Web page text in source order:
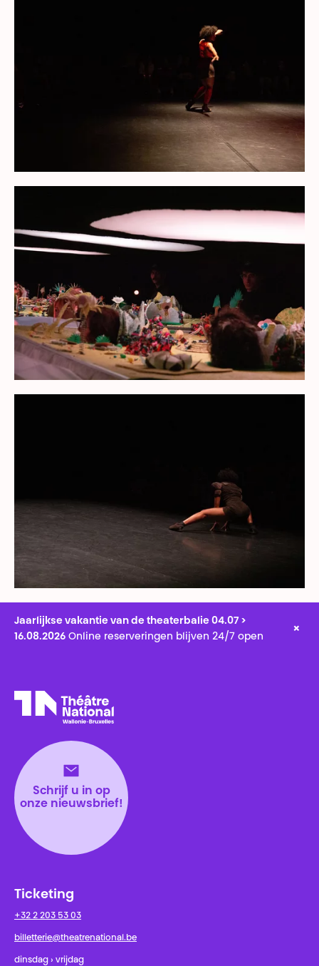
Jaarlijkse vakantie van de theaterbalie 04.07 >
16.08.2026 Online reserveringen blijven 24/7 open
×
Schrijf u in op
onze nieuwsbrief!
Ticketing
+32 2 203 53 03
billetterie@theatrenational.be
dinsdag › vrijdag